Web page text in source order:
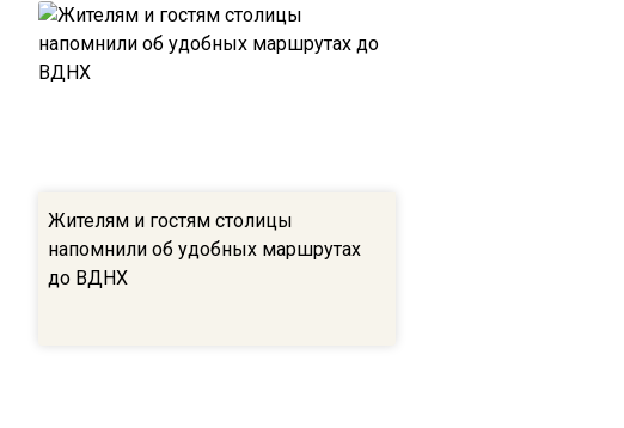
Жителям и гостям столицы
напомнили об удобных маршрутах
до ВДНХ